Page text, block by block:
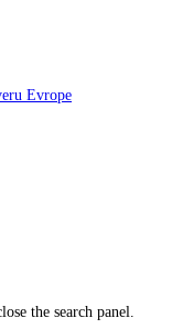
the search panel.